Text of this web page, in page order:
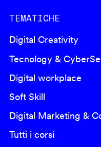
TEMATICHE
Digital Creativity
Tecnology &
Digital workplace
Soft Skill
Digital Marketing &
Tutti i corsi